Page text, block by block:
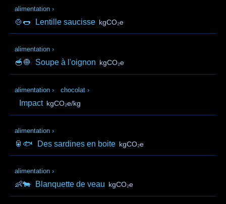
alimentation ›
🍲🌭 Lentille saucisse kgCO₂e
alimentation ›
🥣🧅 Soupe à l'oignon kgCO₂e
alimentation › chocolat ›
Impact kgCO₂e/kg
alimentation ›
🥫🐟 Des sardines en boite kgCO₂e
alimentation ›
👶🐄 Blanquette de veau kgCO₂e